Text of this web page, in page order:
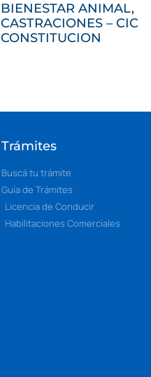
BIENESTAR ANIMAL,
CASTRACIONES – CIC
CONSTITUCION
Trámites
Buscá tu trámite
Guía de Trámites
Licencia de Conducir
Habilitaciones Comerciales